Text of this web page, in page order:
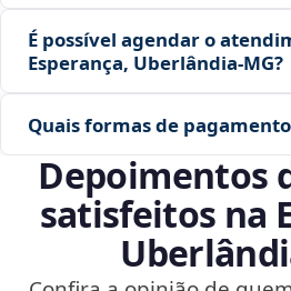
É possível agendar o
Esperança, Uberlândia‑MG?
Quais formas de
Depoimentos
satisfeitos na